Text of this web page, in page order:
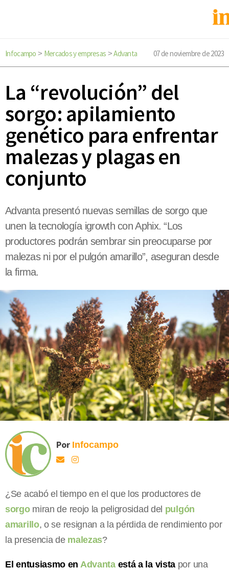
Infocampo > Mercados y empresas >Advanta 07 de noviembre de 2023
La “revolución” del
sorgo: apilamiento
genético para enfrentar
malezas y plagas en
conjunto
Advanta presentó nuevas semillas de sorgo que
unen la tecnología igrowth con Aphix. “Los
productores podrán sembrar sin preocuparse por
malezas ni por el pulgón amarillo”, aseguran desde
la firma.
Por Infocampo
¿Se acabó el tiempo en el que los productores de
sorgo miran de reojo la peligrosidad del pulgón
amarillo, o se resignan a la pérdida de rendimiento por
la presencia de malezas?
El entusiasmo en Advantaestá a la vista por una